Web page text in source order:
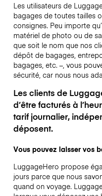
Les utilisateurs de
bagages de toutes tailles
consignes. Peu importe
matériel de photo ou de
que soit le nom que nos
dépôt de bagages,
bagages, etc. –, vous
sécurité, car nous nous
Les clients de
d’être facturés à
tarif journalier,
déposent.
Vous pouvez laisser vos
LuggageHero propose
jours parce que nous
quand on voyage.